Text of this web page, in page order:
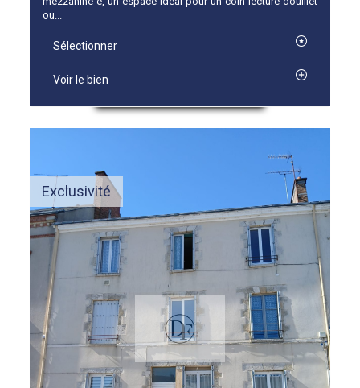
ou...
Sélectionner
Voir le bien
Exclusivité